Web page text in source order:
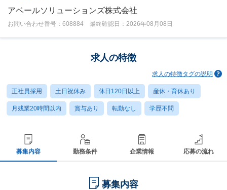
アベールソリューションズ株式会社
お問い合わせ番号：608884 最終確認日：2026年08月08日
求人の特徴
求人の特徴タグの説明
正社員採用 土日祝休み 休日120日以上 産休・育休あり
月残業20時間以内 賞与あり 転勤なし 学歴不問
募集内容 勤務条件 企業情報 応募の流れ
募集内容